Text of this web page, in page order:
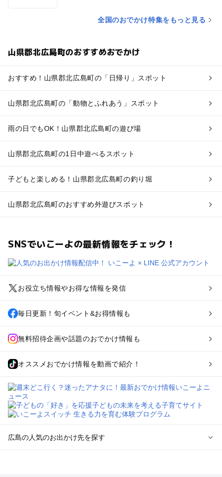
全国のおでかけ特集をもっと見る
山県郡北広島町のおすすめおでかけ
おすすめ！山県郡北広島町の「日帰り」スポット
山県郡北広島町の「動物とふれあう」スポット
雨の日でもOK！山県郡北広島町の遊び場
山県郡北広島町の1日中遊べるスポット
子どもと楽しめる！山県郡北広島町の釣り堀
山県郡北広島町のおすすめ外遊びスポット
SNSでいこーよの最新情報をチェック！
お役立ち情報やお得な情報を発信
毎日更新！旬イベント&お得情報も
無料招待企画や話題のおでかけ情報も
オススメおでかけ情報を動画で紹介！
広島の人気のお出かけ先を探す